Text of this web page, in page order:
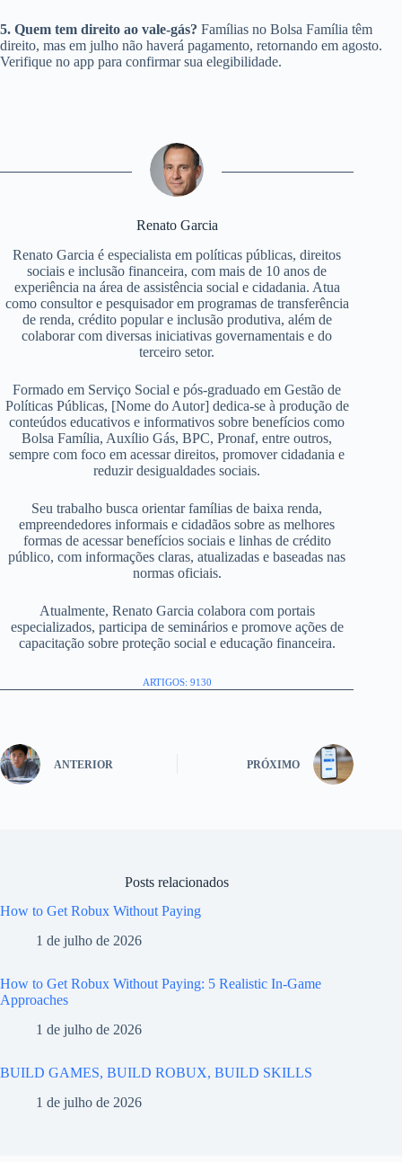
5. Quem tem direito ao vale-gás? Famílias no Bolsa Família têm
direito, mas em julho não haverá pagamento, retornando em agosto.
Verifique no app para confirmar sua elegibilidade.
Renato Garcia
Renato Garcia é especialista em políticas públicas, direitos
sociais e inclusão financeira, com mais de 10 anos de
experiência na área de assistência social e cidadania. Atua
como consultor e pesquisador em programas de transferência
de renda, crédito popular e inclusão produtiva, além de
colaborar com diversas iniciativas governamentais e do
terceiro setor.
Formado em Serviço Social e pós-graduado em Gestão de
Políticas Públicas, [Nome do Autor] dedica-se à produção de
conteúdos educativos e informativos sobre benefícios como
Bolsa Família, Auxílio Gás, BPC, Pronaf, entre outros,
sempre com foco em acessar direitos, promover cidadania e
reduzir desigualdades sociais.
Seu trabalho busca orientar famílias de baixa renda,
empreendedores informais e cidadãos sobre as melhores
formas de acessar benefícios sociais e linhas de crédito
público, com informações claras, atualizadas e baseadas nas
normas oficiais.
Atualmente, Renato Garcia colabora com portais
especializados, participa de seminários e promove ações de
capacitação sobre proteção social e educação financeira.
ARTIGOS: 9130
ANTERIOR PRÓXIMO
Posts relacionados
How to Get Robux Without Paying
1 de julho de 2026
How to Get Robux Without Paying: 5 Realistic In-Game
Approaches
1 de julho de 2026
BUILD GAMES, BUILD ROBUX, BUILD SKILLS
1 de julho de 2026